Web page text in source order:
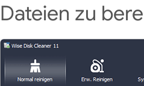
Dateien zu